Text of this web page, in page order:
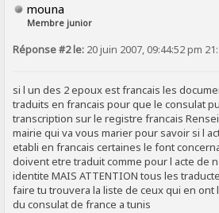
mouna
Membre junior
Réponse #2 le: 20 juin 2007, 09:44:52 pm
si l un des 2 epoux est francais les
traduits en francais pour que le consulat
transcription sur le registre francais
mairie qui va vous marier pour savoir si l
etabli en francais certaines le font
doivent etre traduit comme pour l acte de
identite MAIS ATTENTION tous les
faire tu trouvera la liste de ceux qui en ont
du consulat de france a tunis